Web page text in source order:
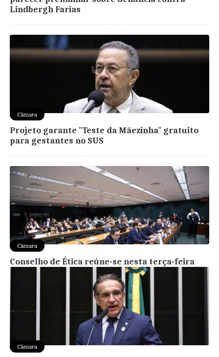
Lindbergh Farias
Câmara
Projeto garante "Teste da Mãezinha" gratuito
para gestantes no SUS
Câmara
Conselho de Ética reúne-se nesta terça-feira
Câmara